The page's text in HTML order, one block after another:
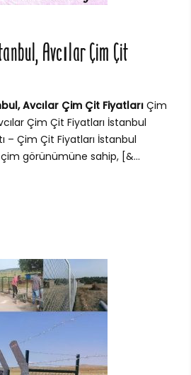
Avcılar Çim Çit
Avcılar Çim Çit Fiyatları Çim
Çim Çit Fiyatları İstanbul
– Çim Çit Fiyatları İstanbul
görünümüne sahip, [&...